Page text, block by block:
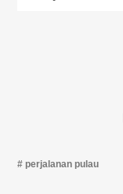
perjalanan pulau